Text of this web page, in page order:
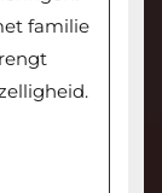
familie